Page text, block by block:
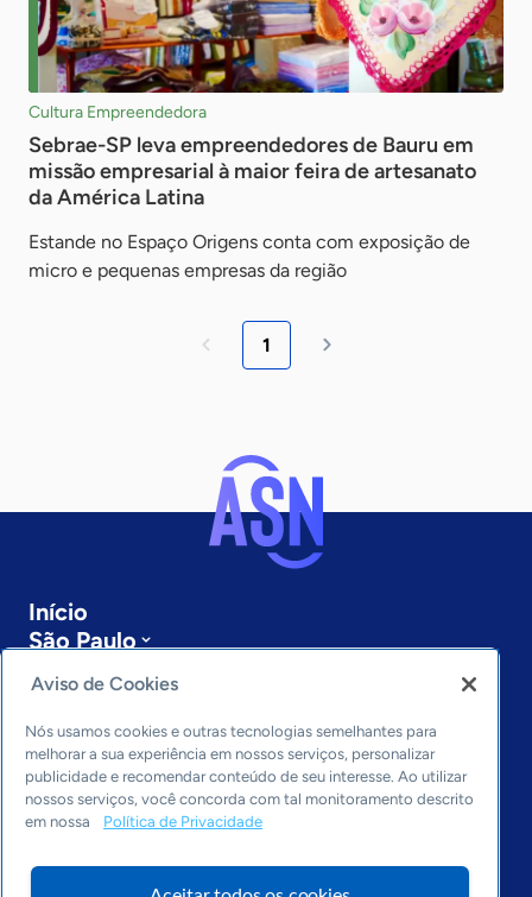
Cultura Empreendedora
Sebrae-SP leva empreendedores de Bauru em
missão empresarial à maior feira de artesanato
da América Latina
Estande no Espaço Origens conta com exposição de
micro e pequenas empresas da região
1
Início
São Paulo
Últimas notícias
Entre em contato
Editorias
Economia & Política
Inovação & Tecnologia
Aviso de Cookies
Nós usamos cookies e outras tecnologias semelhantes para
melhorar a sua experiência em nossos serviços, personalizar
publicidade e recomendar conteúdo de seu interesse. Ao utilizar
nossos serviços, você concorda com tal monitoramento descrito
em nossa
Política de Privacidade